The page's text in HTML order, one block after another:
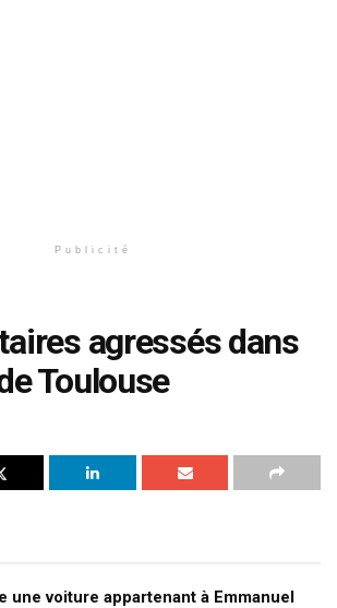
Publicité
agressés dans
Toulouse
une voiture appartenant à Emmanuel